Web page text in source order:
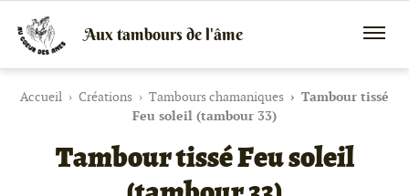
Aux tambours de l'âme
de
chamaniques,
peaux
et
Accueil Créations Tambours chamaniques
Tambour tissé
Feu soleil (tambour 33)
Tambour tissé Feu soleil